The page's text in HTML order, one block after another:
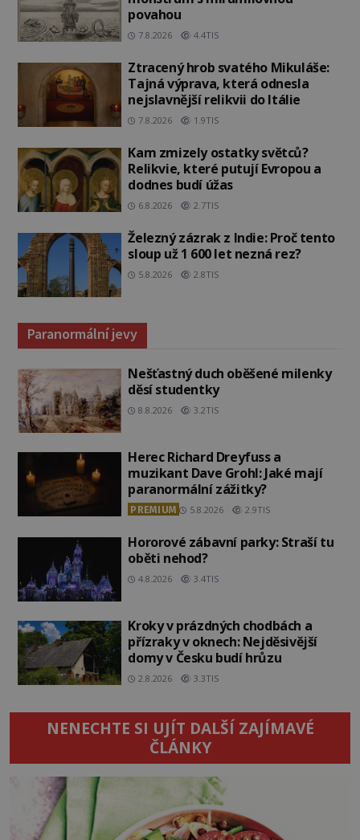
povahou
7.8.2026 4.4TIS
Ztracený hrob svatého Mikuláše:
Tajná výprava, která odnesla
nejslavnější relikvii do Itálie
7.8.2026 1.9TIS
Kam zmizely ostatky světců?
Relikvie, které putují Evropou a
dodnes budí úžas
6.8.2026 2.7TIS
Železný zázrak z Indie: Proč tento
sloup už 1 600 let nezná rez?
5.8.2026 2.8TIS
Paranormální jevy
Nešťastný duch oběšené milenky
děsí studentky
8.8.2026 3.2TIS
Herec Richard Dreyfuss a
muzikant Dave Grohl: Jaké mají
paranormální zážitky?
PREMIUM 5.8.2026 2.9TIS
Hororové zábavní parky: Straší tu
oběti nehod?
4.8.2026 3.4TIS
Kroky v prázdných chodbách a
přízraky v oknech: Nejděsivější
domy v Česku budí hrůzu
2.8.2026 3.3TIS
NENECHTE SI UJÍT DALŠÍ ZAJÍMAVÉ
ČLÁNKY